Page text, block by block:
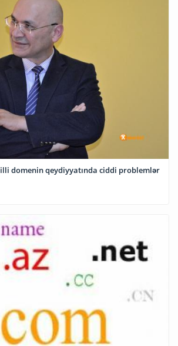
domenin qeydiyyatında ciddi problemlər